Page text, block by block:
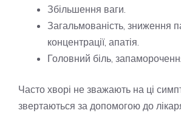
Збільшення ваги.
Загальмованість, зниження
концентрації, апатія.
Головний біль,
Часто хворі не зважають на ці
звертаються за допомогою до